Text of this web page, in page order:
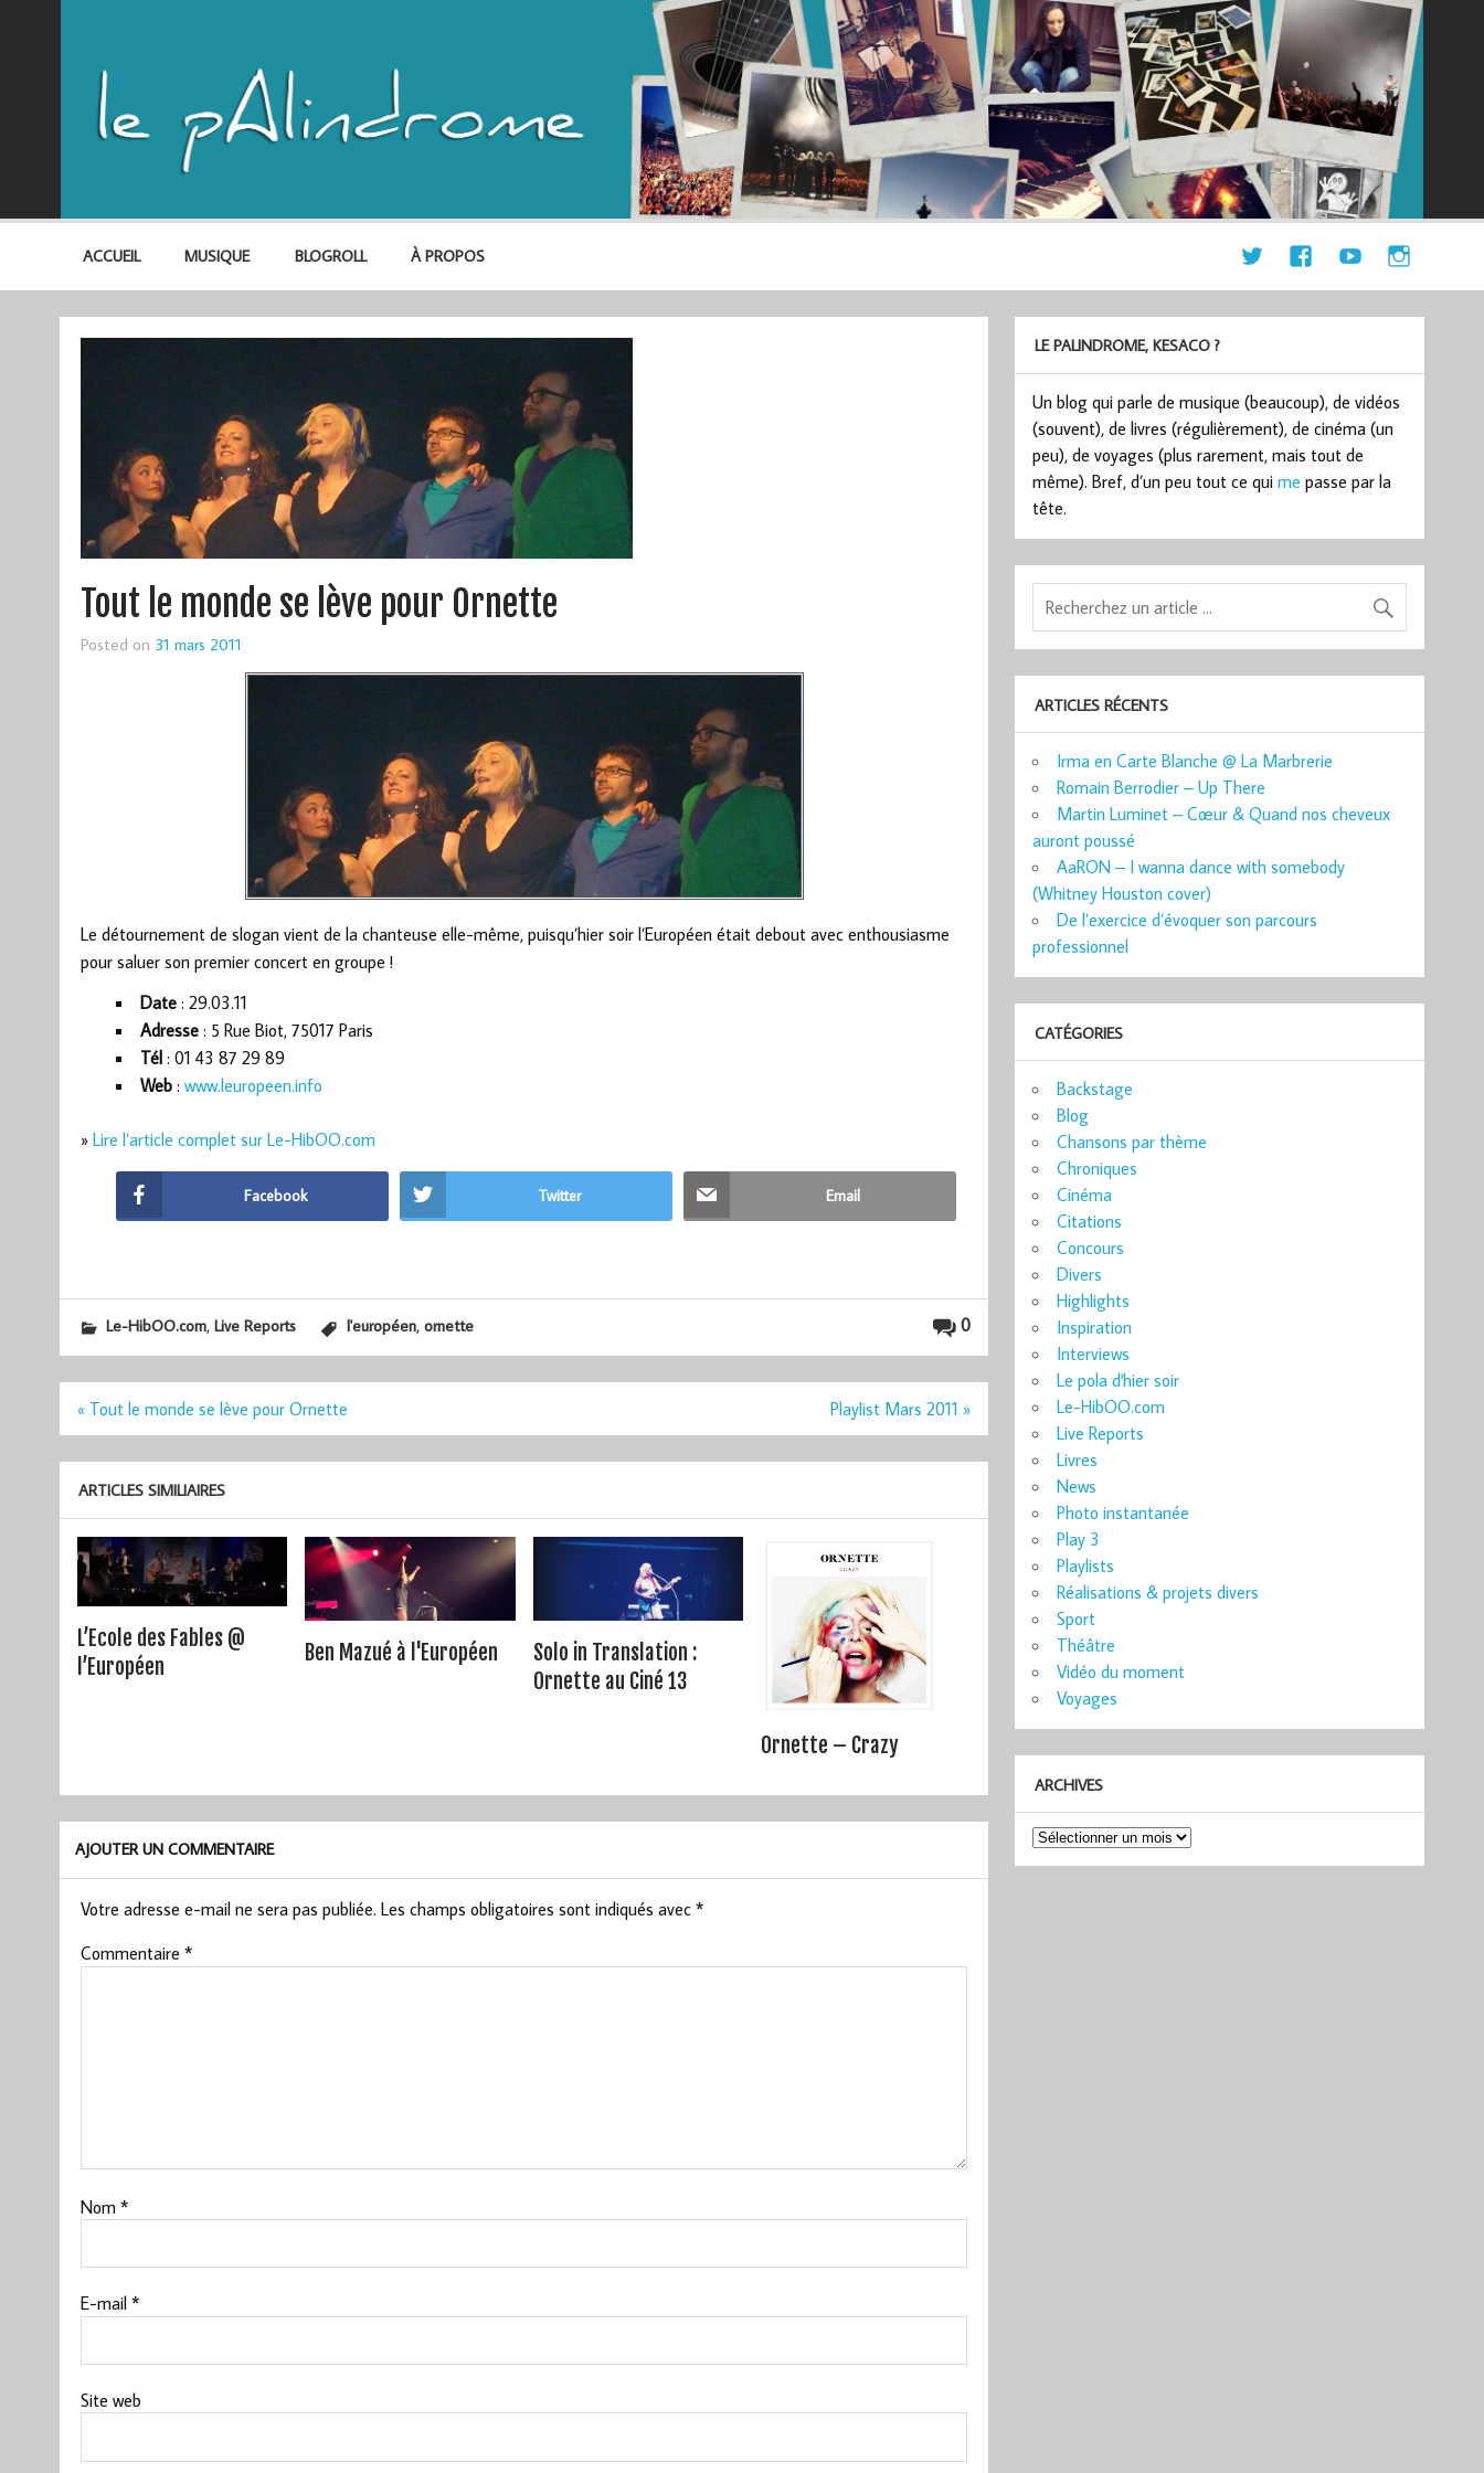
ACCUEIL MUSIQUE BLOGROLL À PROPOS
Tout le monde se lève pour Ornette
Posted on 31 mars 2011
Le détournement de slogan vient de la chanteuse elle-même, puisqu’hier soir l’Européen était debout avec enthousiasme
pour saluer son premier concert en groupe !
Date: 29.03.11
Adresse: 5 Rue Biot, 75017 Paris
Tél : 01 43 87 29 89
Web: www.leuropeen.info
» Lire l’article complet sur Le-HibOO.com
Facebook Twitter Email
0
Le-HibOO.com, Live Reports l'européen, ornette
Navigation
l’article
« Tout le monde se lève pour Ornette Playlist Mars 2011 »
ARTICLES SIMILIAIRES
L’Ecole des Fables @
l’Européen
Ben Mazué à l'Européen
Solo in Translation :
Ornette au Ciné 13
Ornette – Crazy
AJOUTER UN COMMENTAIRE
Votre adresse e-mail ne sera pas publiée. Les champs obligatoires sont indiqués avec *
Commentaire *
Nom *
E-mail *
Site web
LE PALINDROME, KESACO ?
Un blog qui parle de musique (beaucoup), de vidéos
(souvent), de livres (régulièrement), de cinéma (un
peu), de voyages (plus rarement, mais tout de
même). Bref, d’un peu tout ce quime passe par la
tête.
ARTICLES RÉCENTS
Irma en Carte Blanche @ La Marbrerie
Romain Berrodier – Up There
Martin Luminet – Cœur & Quand nos cheveux
auront poussé
AaRON – I wanna dance with somebody
(Whitney Houston cover)
De l’exercice d’évoquer son parcours
professionnel
CATÉGORIES
Backstage
Blog
Chansons par thème
Chroniques
Cinéma
Citations
Concours
Divers
Highlights
Inspiration
Interviews
Le pola d'hier soir
Le-HibOO.com
Live Reports
Livres
News
Photo instantanée
Play 3
Playlists
Réalisations & projets divers
Sport
Théâtre
Vidéo du moment
Voyages
ARCHIVES
Archives